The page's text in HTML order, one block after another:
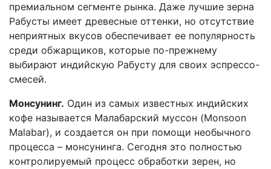
премиальном сегменте рынка. Даже лучшие зерна
Рабусты имеет древесные оттенки, но отсутствие
неприятных вкусов обеспечивает ее популярность
среди обжарщиков, которые по-прежнему
выбирают индийскую Рабусту для своих эспрессо-
смесей.
Монсунинг. Один из самых известных индийских
кофе называется Малабарский муссон (Monsoon
Malabar), и создается он при помощи необычного
процесса – монсунинга. Сегодня это полностью
контролируемый процесс обработки зерен, но